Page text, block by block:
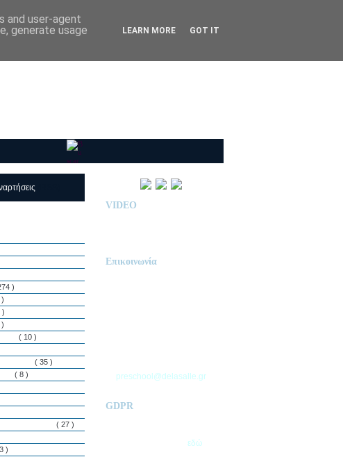
)
)
( 10 )
( 35 )
( 8 )
( 27 )
)
VIDEO
Επικοινωνία
preschool@delasalle.gr
GDPR
εδώ
and user-agent
generate usage
LEARN MORE GOT IT